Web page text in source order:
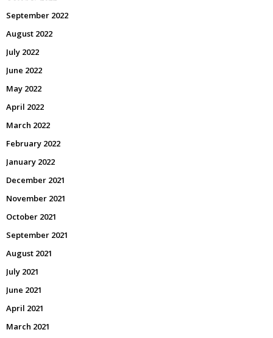
September 2022
August 2022
July 2022
June 2022
May 2022
April 2022
March 2022
February 2022
January 2022
December 2021
November 2021
October 2021
September 2021
August 2021
July 2021
June 2021
April 2021
March 2021